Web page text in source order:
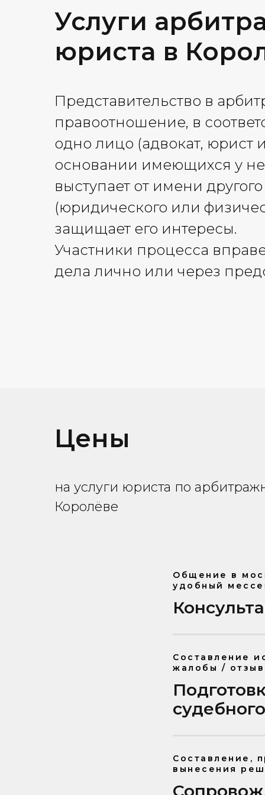
Услуги
юриста в
Представительство в
правоотношение, в
одно лицо (адвокат, юрист
основании имеющихся у
выступает от имени
(юридического или
защищает его интересы.
Участники процесса
дела лично или через
Цены
на услуги юриста по
Королёве
Общение в
удобный
Составление
жалобы /
Составление,
вынесения